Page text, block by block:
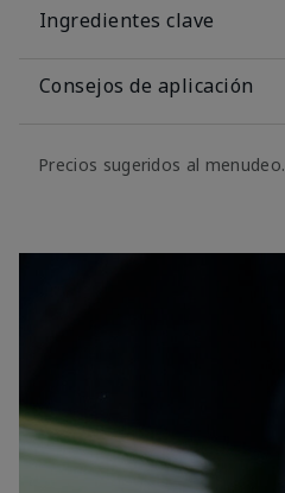
Ingredientes clave
Consejos de aplicación
Precios sugeridos al menudeo.